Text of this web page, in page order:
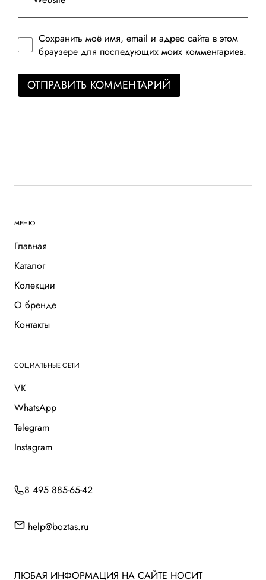
Сохранить моё имя, email и адрес сайта в этом
браузере для последующих моих комментариев.
ОТПРАВИТЬ КОММЕНТАРИЙ
МЕНЮ
Главная
Каталог
Колекции
О бренде
Контакты
СОЦИАЛЬНЫЕ СЕТИ
VK
WhatsApp
Telegram
Instagram
8 495 885-65-42
help@boztas.ru
ЛЮБАЯ ИНФОРМАЦИЯ НА САЙТЕ НОСИТ